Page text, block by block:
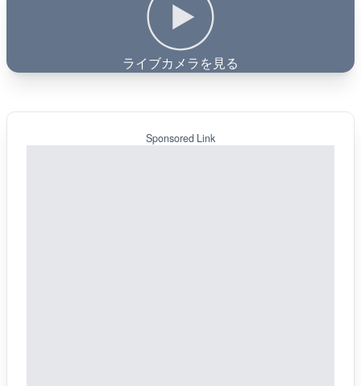
ライブカメラを見る
Sponsored Link